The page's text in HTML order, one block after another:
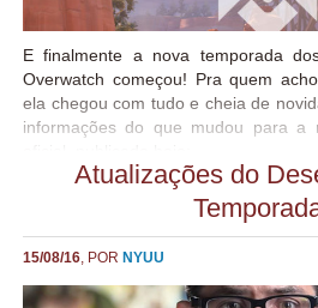
E finalmente a nova temporada
Overwatch começou! Pra quem
ela chegou com tudo e cheia de
informações do que mudou para a
Atualizações do
15/08/16 , POR NYUU